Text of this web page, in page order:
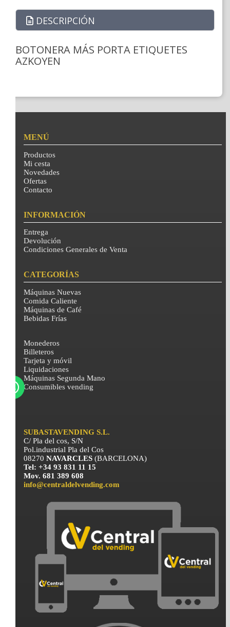
DESCRIPCIÓN
BOTONERA MÁS PORTA ETIQUETES
AZKOYEN
MENÚ
Productos
Mi cesta
Novedades
Ofertas
Contacto
INFORMACIÓN
Entrega
Devolución
Condiciones Generales de Venta
CATEGORÍAS
Máquinas Nuevas
Comida Caliente
Máquinas de Café
Bebidas Frías
Monederos
Billeteros
Tarjeta y móvil
Liquidaciones
Máquinas Segunda Mano
Consumibles vending
SUBASTAVENDING S.L.
C/ Pla del cos, S/N
Pol.industrial Pla del Cos
08270NAVARCLES(BARCELONA)
Tel: +34 93 831 11 15
Mov. 681 389 608
info@centraldelvending.com